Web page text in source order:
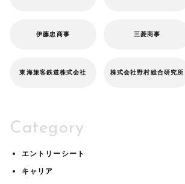
伊藤忠商事 三菱商事
東海旅客鉄道株式会社 株式会社野村総合研究所
Category
エントリーシート
キャリア